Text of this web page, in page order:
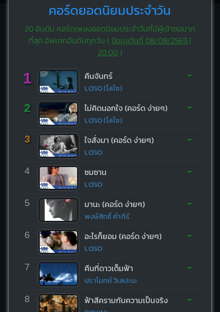
คอร์ดยอดนิยมประจำวัน
20 อันดับ คอร์ดเพลงยอดนิยมประจำวันที่มีผู้เข้าชมมาก
ที่สุด อัพเดทอันดับทุกวัน ( ข้อมูลวันที่ 08/08/2569 |
20:00)
1 คืนจันทร์
LOSO (โลโซ)
-
2 ไม่คิดนอกใจ (คอร์ด ง่ายๆ)
LOSO (โลโซ)
-
3 ใจสั่งมา (คอร์ด ง่ายๆ)
LOSO
-
4 ซมซาน
LOSO
-
5 มานะ (คอร์ด ง่ายๆ)
พงษ์สิทธิ์ คำภีร์
-
6 อะไรก็ยอม (คอร์ด ง่ายๆ)
LOSO
-
7 คืนที่ดาวเต็มฟ้า
ปราโมทย์ วิเลปะนะ
-
8 ฟ้าสีครามกับความเป็นจริง -